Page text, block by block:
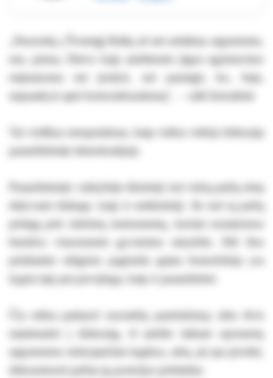
„Nuorodų į Šventąjį Raštą aš net nelaikau argumentu,
nes, pirma, Dievo kaip aukštesnės jėgos egzistavimo
neįmanoma nei įrodyti, nei paneigti, ko, beje,
nepasakysi apie homoseksualumą“, – rašė žurnalistė.
Tai visiškas nesupratimas, kaip veikia viešoji diskusija
pasaulietinėje demokratijoje.
Pasaulietinėje valstybėje tikintieji turi tokią pačią teisę
dalyvauti dialoge, kaip ir netikintieji. Jie turi tą pačią
prieigą prie rinkimų instrumentų, kuriais nustatomos
bendros visuomenės gyvenimo taisyklės. Dėl šios
priežasties religiniu pagrindu grįsta homofobija yra
lygiai taip pat pavojinga, kaip ir pasaulietinė.
Čia reikia padaryti nuoseklų pasirinkimą: arba išvis
neįsitraukti į diskusiją, iš aukšto laikant oponentų
argumentus stokojančiais logikos, arba, jei jau įsivėlei,
dekonstruoti pačias jų pozicijos prielaidas.